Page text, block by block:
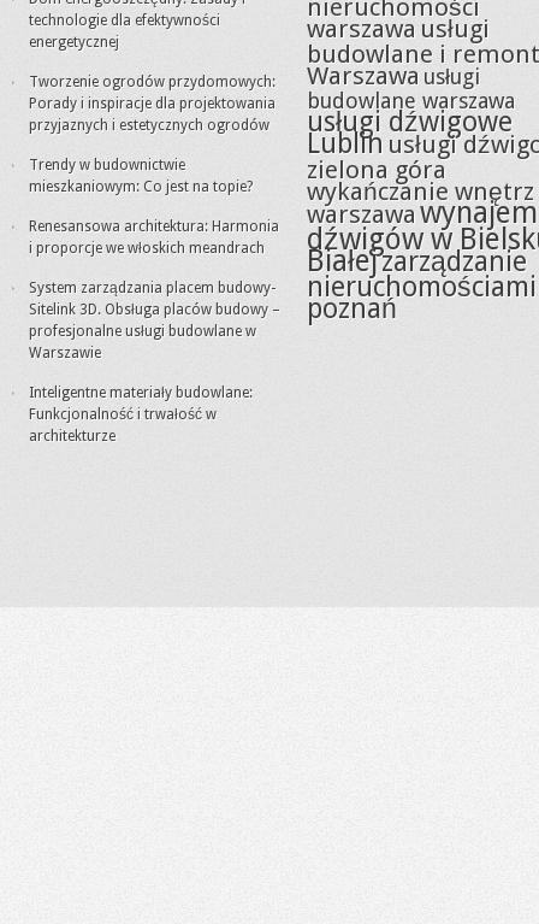
technologie dla efektywności
energetycznej
Tworzenie ogrodów przydomowych:
Porady i inspiracje dla projektowania
przyjaznych i estetycznych ogrodów
Trendy w budownictwie
mieszkaniowym: Co jest na topie?
Renesansowa architektura: Harmonia
i proporcje we włoskich meandrach
System zarządzania placem budowy-
Sitelink 3D. Obsługa placów budowy –
profesjonalne usługi budowlane w
Warszawie
Inteligentne materiały budowlane:
Funkcjonalność i trwałość w
architekturze
nieruchomości
warszawa usługi
budowlane i
Warszawa usługi
budowlane warszawa
usługi dźwigowe
Lublin usługi
zielona góra
wykańczanie wnętrz
warszawawynajem
dźwigów w
Białejzarządzanie
nieruchomościami
poznań